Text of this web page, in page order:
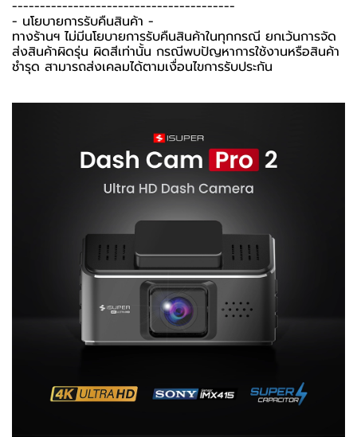
----------------------------------------
-️ นโยบายการรับคืนสินค้า -️
ทางร้านฯ ไม่มีนโยบายการรับคืนสินค้าในทุกกรณี ยกเว้นการจัด
ส่งสินค้าผิดรุ่น ผิดสีเท่านั้น กรณีพบปัญหาการใช้งานหรือสินค้า
ชำรุด สามารถส่งเคลมได้ตามเงื่อนไขการรับประกัน